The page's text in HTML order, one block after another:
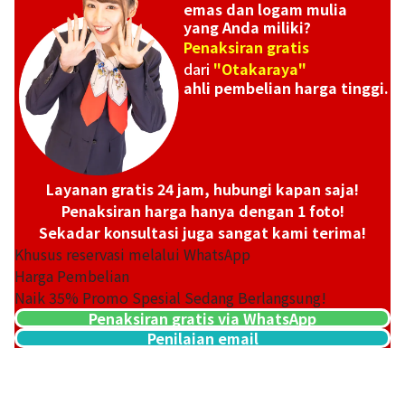
emas dan logam mulia
yang Anda miliki?
Penaksiran gratis
dari "Otakaraya"
ahli pembelian harga tinggi.
Layanan gratis 24 jam, hubungi kapan saja!
Penaksiran harga hanya dengan 1 foto!
Sekadar konsultasi juga sangat kami terima!
Khusus reservasi melalui WhatsApp
Harga Pembelian
Naik35% Promo Spesial Sedang Berlangsung!
Penaksiran gratis via WhatsApp
Penilaian email